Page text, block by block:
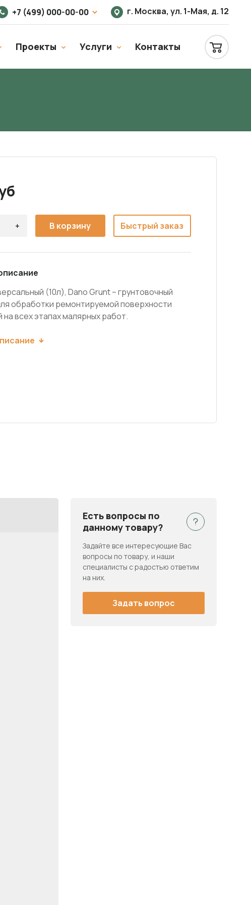
+7 (499) 000-00-00 г. Москва, ул. 1-Мая, д. 12
Проекты Услуги Контакты
+ В корзину Быстрый заказ
(10л), Dano Grunt – грунтовочный
обработки ремонтируемой поверхности
на всех этапах малярных работ.
Есть вопросы по
данному товару?
Задайте все интересующие Вас
вопросы по товару, и наши
специалисты с радостью ответим
на них.
Задать вопрос